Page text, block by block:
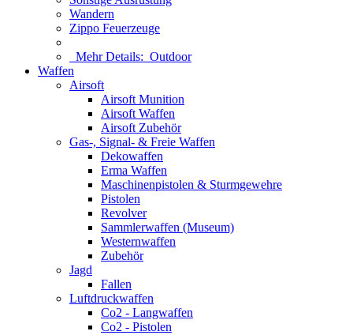
Wandern
Zippo Feuerzeuge
Mehr Details: Outdoor
Waffen
Airsoft
Airsoft Munition
Airsoft Waffen
Airsoft Zubehör
Gas-, Signal- & Freie Waffen
Dekowaffen
Erma Waffen
Maschinenpistolen & Sturmgewehre
Pistolen
Revolver
Sammlerwaffen (Museum)
Westernwaffen
Zubehör
Jagd
Fallen
Luftdruckwaffen
Co2 - Langwaffen
Co2 - Pistolen